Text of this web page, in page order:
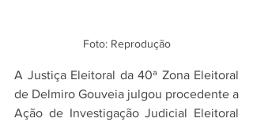
Foto: Reprodução
A Justiça Eleitoral da 40ª Zona Eleitoral
de Delmiro Gouveia julgou procedente a
Ação de Investigação Judicial Eleitoral